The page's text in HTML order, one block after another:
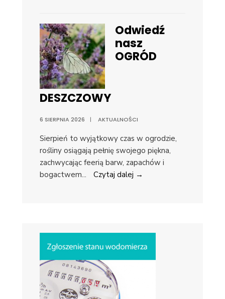
Odwiedź
nasz
OGRÓD
DESZCZOWY
6 SIERPNIA 2026 | AKTUALNOŚCI
Sierpień to wyjątkowy czas w ogrodzie,
rośliny osiągają pełnię swojego piękna,
zachwycając feerią barw, zapachów i
bogactwem... Czytaj dalej →